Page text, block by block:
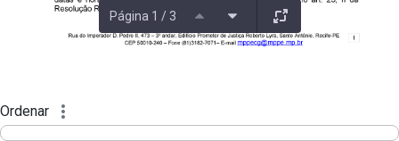
Página 1 / 3
Ordenar